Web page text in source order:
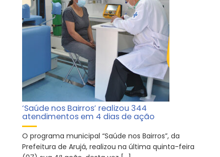
‘Saúde nos Bairros’ realizou 344
atendimentos em 4 dias de ação
O programa municipal “Saúde nos Bairros”, da
Prefeitura de Arujá, realizou na última quinta-feira